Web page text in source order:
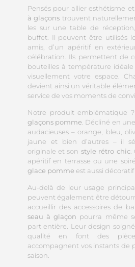
Pensés pour allier esthétisme
à glaçons trouvent
les sur une table de
buffet. Il peuvent être utilisés
amis, d’un apéritif en
célébration. Ils permettent de
bouteilles à température
visuellement votre espace.
devient ainsi un véritable
service de vos moments de
Notre produit emblématique
glaçons pomme . Décliné en
audacieuses – orange, bleu,
jaune et bien d’autres – il
originale et son style rétro chic.
apéritif en terrasse ou une
glace pomme est aussi
Au-delà de leur usage
peuvent également être
accueillir des accessoires de
seau à glaçon pourra même
part entière. Leur design
qualité en font des
accompagnent vos instants de
saison.